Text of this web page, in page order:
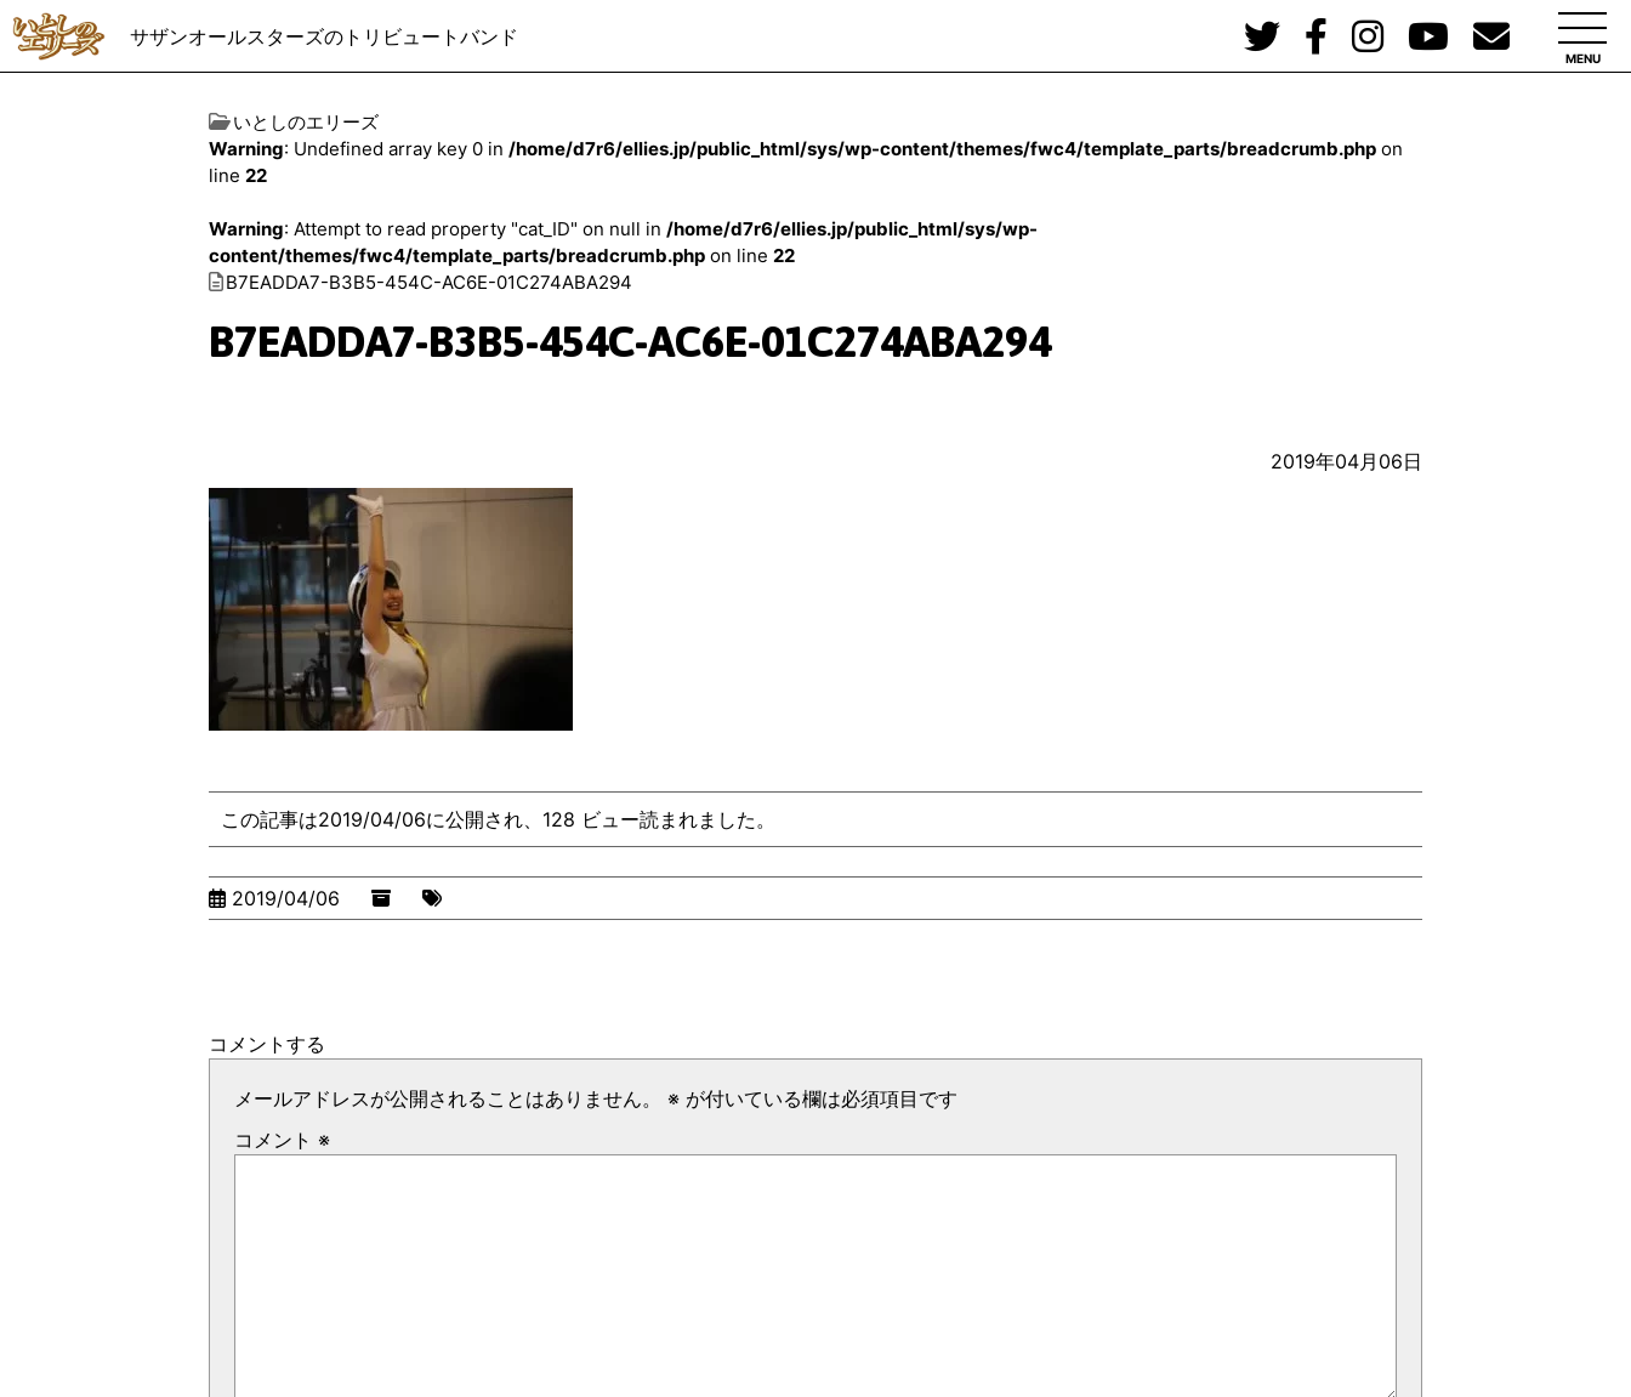
サザンオールスターズのトリビュートバンド
MENU
いとしのエリーズ
Warning: Undefined array key 0 in /home/d7r6/ellies.jp/public_html/sys/wp-content/themes/fwc4/template_parts/breadcrumb.php on
line 22
Warning: Attempt to read property "cat_ID" on null in /home/d7r6/ellies.jp/public_html/sys/wp-
content/themes/fwc4/template_parts/breadcrumb.php on line 22
B7EADDA7-B3B5-454C-AC6E-01C274ABA294
B7EADDA7-B3B5-454C-AC6E-01C274ABA294
2019年04月06日
この記事は2019/04/06に公開され、128 ビュー読まれました。
2019/04/06
コメントする
メールアドレスが公開されることはありません。 ※ が付いている欄は必須項目です
コメント ※